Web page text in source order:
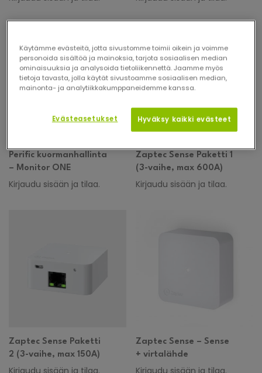
Perific kuormanhallinta
– Monitor ONE
Kirjaudu sisään ja tilaa.
Zaptec Sense Paketti 1
(3-vaihe, max 600A)
Kirjaudu sisään ja tilaa.
Zaptec Sense Paketti
2 (3-vaihe, max 150A)
Zaptec Sense – Sense
+ virtalähde
Käytämme evästeitä, jotta sivustomme toimii oikein ja voimme
personoida sisältöä ja mainoksia, tarjota sosiaalisen median
ominaisuuksia ja analysoida tietoliikennettä. Jaamme myös
tietoja tavasta, jolla käytät sivustoamme sosiaalisen median,
mainonta- ja analytiikkakumppaneidemme kanssa.
Evästeasetukset Hyväksy kaikki evästeet